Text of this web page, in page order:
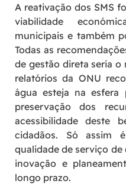
A reativação dos SMS
viabilidade
municipais e também
Todas as
de gestão direta seria
relatórios da ONU
água esteja na esfera
preservação dos
acessibilidade deste
cidadãos. Só assim
qualidade de serviço
inovação e
longo prazo.